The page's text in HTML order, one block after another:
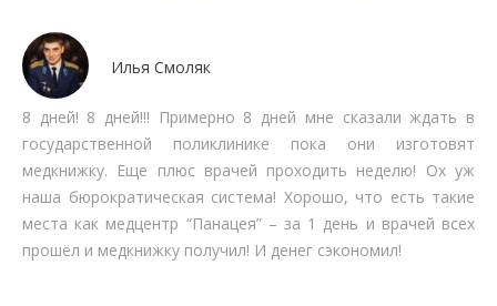
Мочалов Дмитрий
Мне как бизнесмену нет времени тратить на стояние в
очередях. Работают быстро, качественно, вменяемо по
срокам прохождения. Рекомендую.